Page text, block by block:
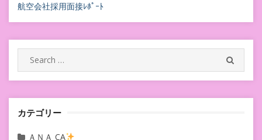
航空会社採用面接ﾚﾎﾟｰﾄ
Search
for:
カテゴリー
ＡＮＡ CA